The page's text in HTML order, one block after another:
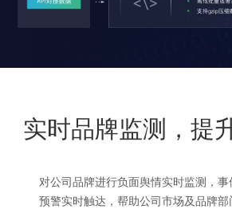
实时品牌监测，提
对公司品牌进行负面舆情实时监测，事
预警实时触达，帮助公司市场及品牌